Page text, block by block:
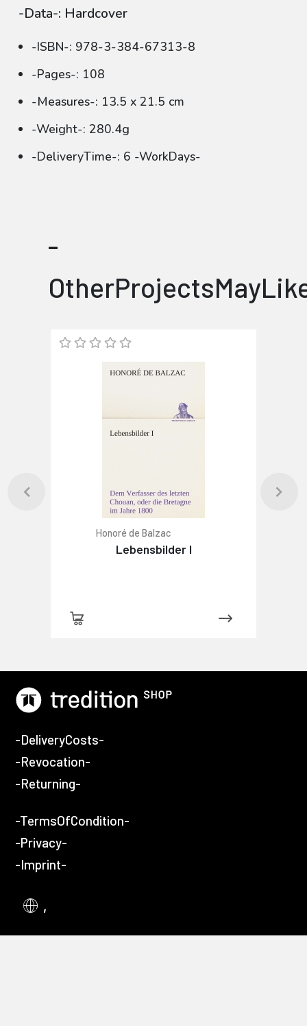
-Data-: Hardcover
-ISBN-: 978-3-384-67313-8
-Pages-: 108
-Measures-: 13.5 x 21.5 cm
-Weight-: 280.4g
-DeliveryTime-: 6 -WorkDays-
-
Honoré de Balzac
Lebensbilder I
-DeliveryCosts-
-Revocation-
-Returning-
-TermsOfCondition-
-Privacy-
-Imprint-
,